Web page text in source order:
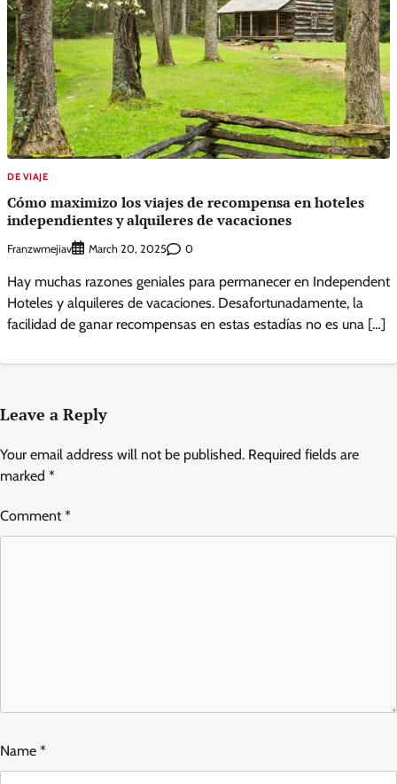
DE VIAJE
Cómo maximizo los viajes de recompensa en hoteles
independientes y alquileres de vacaciones
Franzwmejiav March 20, 2025 0
Hay muchas razones geniales para permanecer en Independent
Hoteles y alquileres de vacaciones. Desafortunadamente, la
facilidad de ganar recompensas en estas estadías no es una […]
Leave a Reply
Your email address will not be published. Required fields are
marked *
Comment*
Name *